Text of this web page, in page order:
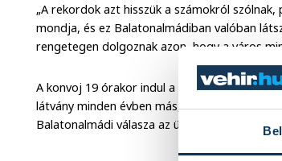
„A rekordok azt hisszük a számokról
mondja, és ez Balatonalmádiban valóban
rengetegen dolgoznak azon, hogy a város
A konvoj 19 órakor indul a Sportközpont
látvány minden évben más, egy dolog
Balatonalmádi válasza az ünnepi "fényéhségre".